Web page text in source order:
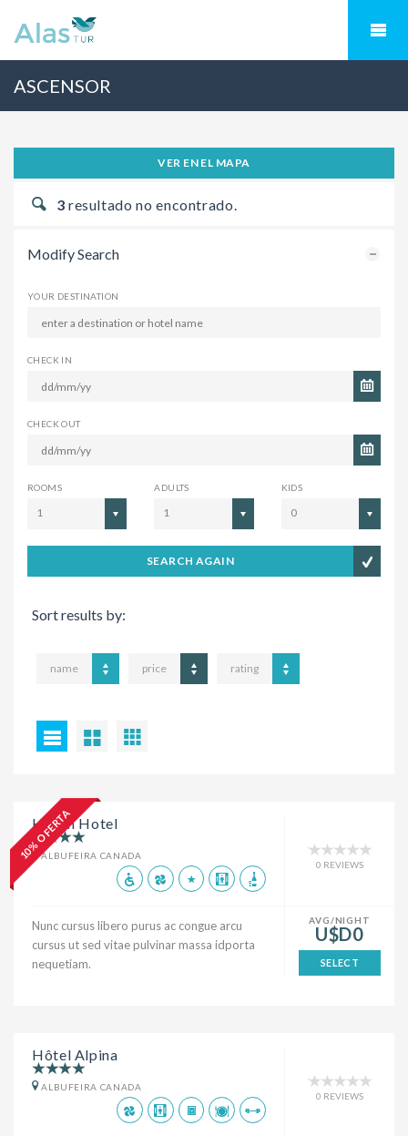
ASCENSOR
VER EN EL MAPA
3 resultado no encontrado.
Modify Search
YOUR DESTINATION
CHECK IN
CHECK OUT
ROOMS
1
ADULTS
1
KIDS
0
SEARCH AGAIN
Sort results by:
name price rating
10% OFERTA
Hilton Hotel
ALBUFEIRA CANADA
0 REVIEWS
Nunc cursus libero purus ac congue arcu
cursus ut sed vitae pulvinar massa idporta
nequetiam.
AVG/NIGHT
U$D0
SELECT
Hôtel Alpina
ALBUFEIRA CANADA
0 REVIEWS